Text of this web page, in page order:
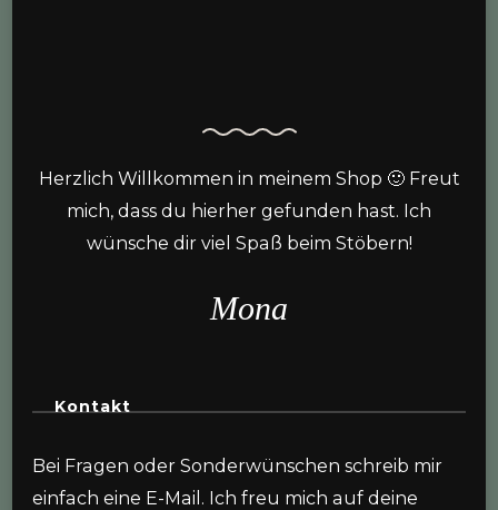
Herzlich Willkommen in meinem Shop 🙂 Freut
mich, dass du hierher gefunden hast. Ich
wünsche dir viel Spaß beim Stöbern!
Mona
Kontakt
Bei Fragen oder Sonderwünschen schreib mir
einfach eine E-Mail. Ich freu mich auf deine